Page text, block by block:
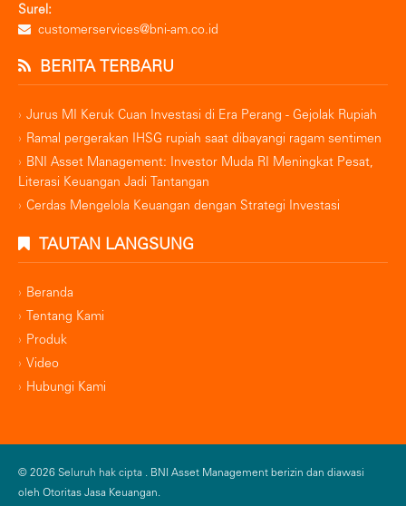
Surel:
customerservices@bni-am.co.id
BERITA TERBARU
Jurus MI Keruk Cuan Investasi di Era Perang - Gejolak Rupiah
Ramal pergerakan IHSG rupiah saat dibayangi ragam sentimen
BNI Asset Management: Investor Muda RI Meningkat Pesat,
Literasi Keuangan Jadi Tantangan
Cerdas Mengelola Keuangan dengan Strategi Investasi
TAUTAN LANGSUNG
Beranda
Tentang Kami
Produk
Video
Hubungi Kami
© 2026 Seluruh hak cipta . BNI Asset Management berizin dan diawasi
oleh Otoritas Jasa Keuangan.